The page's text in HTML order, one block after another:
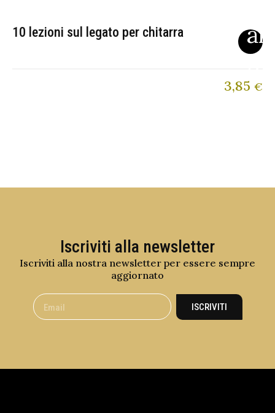
10 lezioni sul legato per chitarra
3,85 €
Iscriviti alla newsletter
Iscriviti alla nostra newsletter per essere sempre
aggiornato
ISCRIVITI